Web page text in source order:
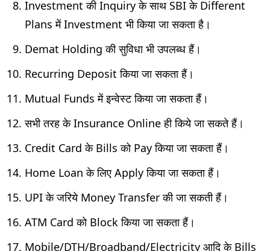
Investment की Inquiry के साथ SBI के Different
Plans में Investment भी किया जा सकता है।
Demat Holding की सुविधा भी उपलब्ध हैं।
Recurring Deposit किया जा सकता हैं।
Mutual Funds में इन्वेस्ट किया जा सकता हैं।
सभी तरह के Insurance Online ही किये जा सकते हैं।
Credit Card के Bills को Pay किया जा सकता हैं।
Home Loan के लिए Apply किया जा सकता हैं।
UPI के जरिये Money Transfer की जा सकती हैं।
ATM Card को Block किया जा सकता हैं।
Mobile/DTH/Broadband/Electricity आदि के Bills